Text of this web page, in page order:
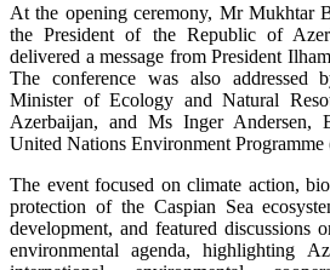
At the opening ceremony, Mr Mukhtar
the President of the Republic of
delivered a message from President
The conference was also addressed
Minister of Ecology and Natural
Azerbaijan, and Ms Inger Andersen,
United Nations Environment
The event focused on climate action,
protection of the Caspian Sea
development, and featured discussions
environmental agenda, highlighting